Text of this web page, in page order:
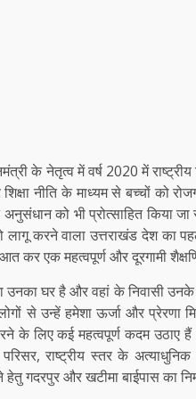
के नेतृत्व में वर्ष 2020 में
नीति के माध्यम से बच्चों को
को भी प्रोत्साहित किया
को लागू करने वाला उत्तराखंड देश
कर एक महत्वपूर्ण और दूरगामी
उनका घर है और वहां के निवासी
से उन्हें हमेशा ऊर्जा और प्रेरणा
के लिए कई महत्वपूर्ण कदम
राष्ट्रीय स्तर के
गदरपुर और खटीमा बाईपास का